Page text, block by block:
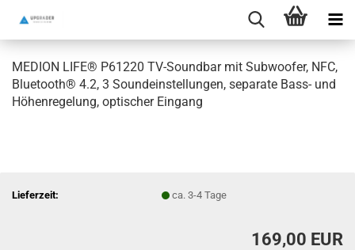
MEDION LIFE® P61220 TV-Soundbar mit Subwoofer, NFC,
Bluetooth® 4.2, 3 Soundeinstellungen, separate Bass- und
Höhenregelung, optischer Eingang
Lieferzeit: ca. 3-4 Tage
169,00 EUR